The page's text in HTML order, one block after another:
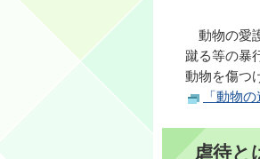
動物の愛
蹴る等の暴
動物を傷つ
「動物
虐待と